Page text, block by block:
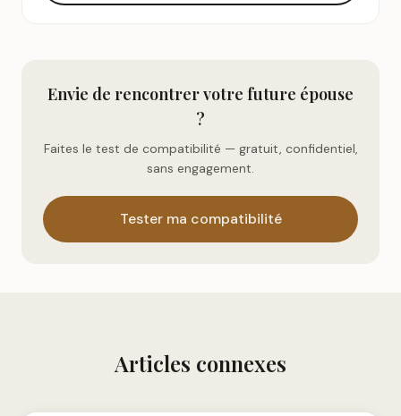
Envie de rencontrer votre future épouse
?
Faites le test de compatibilité — gratuit, confidentiel,
sans engagement.
Tester ma compatibilité
Articles connexes